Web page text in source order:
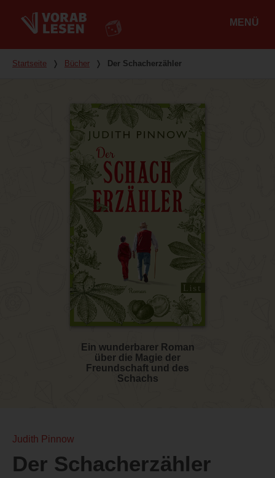
MENÜ
Du bist hier
Startseite ❭ Bücher ❭ Der Schacherzähler
Ein wunderbarer Roman
über die Magie der
Freundschaft und des
Schachs
Judith Pinnow
Der Schacherzähler